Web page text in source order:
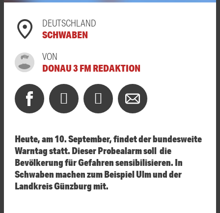
DEUTSCHLAND
SCHWABEN
VON
DONAU 3 FM REDAKTION
Heute, am 10. September, findet der bundesweite
Warntag statt. Dieser Probealarm soll die
Bevölkerung für Gefahren sensibilisieren. In
Schwaben machen zum Beispiel Ulm und der
Landkreis Günzburg mit.